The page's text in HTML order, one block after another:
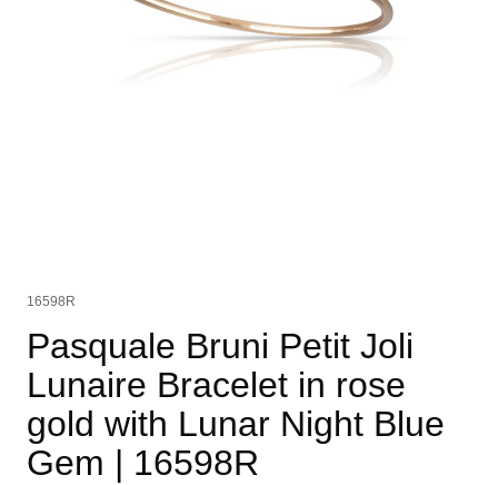
16598R
Pasquale Bruni Petit Joli
Lunaire Bracelet in rose
gold with Lunar Night Blue
Gem | 16598R